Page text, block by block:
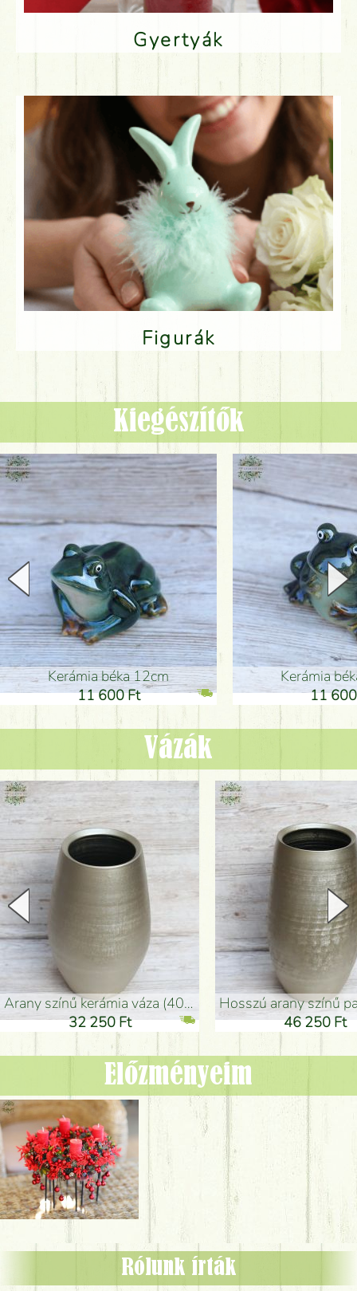
Gyertyák
Figurák
Kiegészítők
Kerámia béka 12cm
11 600 Ft
Kerámia
11
Vázák
arany színű kerámia váza (40x26cm)
32 250 Ft
hosszú arany színű
46 250 Ft
Előzményeim
Rólunk írták